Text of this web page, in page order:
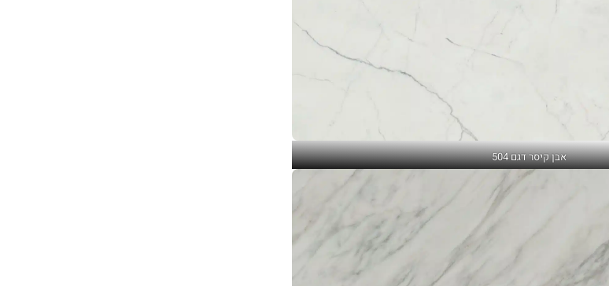
אבן קיסר דגם 504